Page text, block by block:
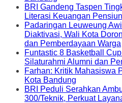
BRI Gandeng Taspen
Literasi Keuangan
Padaringan Leuweung
Diaktivasi, Wali Kota
dan Pemberdayaan Warga
Funtastic 8 Basketball
Silaturahmi Alumni dan
Farhan: Kritik Mahasiswa
Kota Bandung
BRI Peduli Serahkan
300/Teknik, Perkuat